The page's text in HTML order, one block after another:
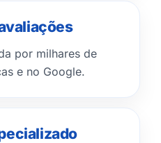
por milhares de
e no Google.